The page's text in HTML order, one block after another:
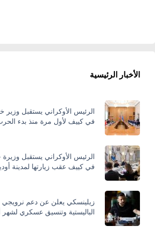
الأخبار الرئيسية
الرئيس الأوكراني يستقبل وزير
في كييف لأول مرة منذ بدء
الرئيس الأوكراني يستقبل وزيرة
في كييف عقب زيارتها لمدينة
زيلينسكي يعلن عن دعم نرويجي
الباليستية وتنسيق عسكري